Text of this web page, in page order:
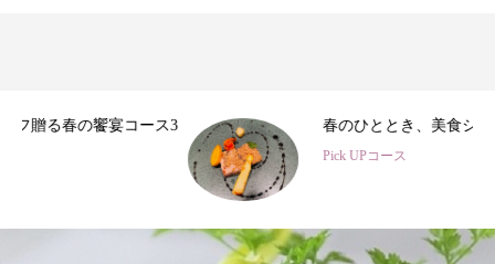
春のひととき、美食シェフ3名の特別コース
Pick UPコース